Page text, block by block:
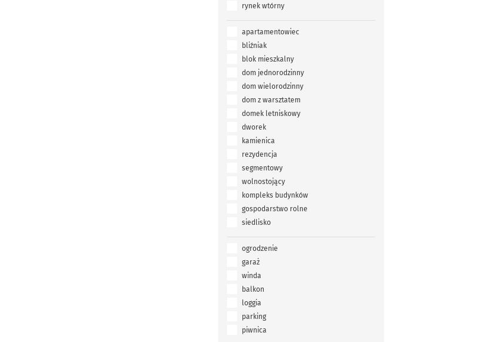
rynek wtórny
apartamentowiec
bliźniak
blok mieszkalny
dom jednorodzinny
dom wielorodzinny
dom z warsztatem
domek letniskowy
dworek
kamienica
rezydencja
segmentowy
wolnostojący
kompleks budynków
gospodarstwo rolne
siedlisko
ogrodzenie
garaż
winda
balkon
loggia
parking
piwnica